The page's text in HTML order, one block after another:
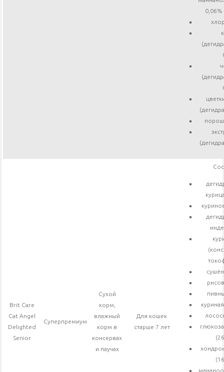
Brit Care
Cat Angel
Delighted
Senior
Суперпремиум
Сухой
корм,
влажный
корм в
консервах
и паучах
Для кошек
старше 7 лет